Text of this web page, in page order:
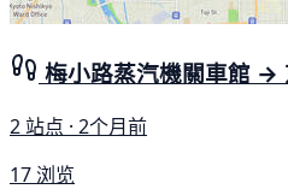
梅小路蒸汽機關車館 →
2 站点 · 2个月前
17 浏览